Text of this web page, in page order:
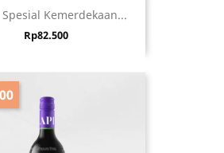
Spesial Kemerdekaan...
Harga
Rp82.500